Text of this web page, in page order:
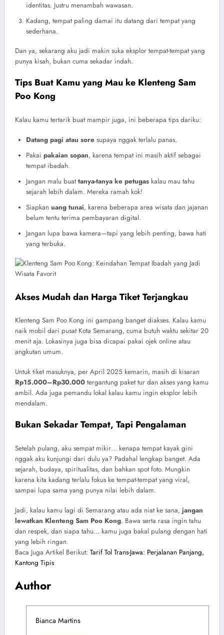
identitas. Justru menambah wawasan.
Kadang, tempat paling damai itu datang dari tempat yang
sederhana.
Dan ya, sekarang aku jadi makin suka eksplor tempat-tempat yang
punya kisah, bukan cuma sekadar indah.
Tips Buat Kamu yang Mau ke Klenteng Sam
Poo Kong
Kalau kamu tertarik buat mampir juga, ini beberapa tips dariku:
Datang pagi atau sore supaya nggak terlalu panas.
Pakai pakaian sopan, karena tempat ini masih aktif sebagai
tempat ibadah.
Jangan malu buattanya-tanya ke petugas kalau mau tahu
sejarah lebih dalam. Mereka ramah kok!
Siapkan uang tunai, karena beberapa area wisata dan jajanan
belum tentu terima pembayaran digital.
Jangan lupa bawa kamera—tapi yang lebih penting, bawa hati
yang terbuka.
Akses Mudah dan Harga Tiket Terjangkau
Klenteng Sam Poo Kong ini gampang banget diakses. Kalau kamu
naik mobil dari pusat Kota Semarang, cuma butuh waktu sekitar 20
menit aja. Lokasinya juga bisa dicapai pakai ojek online atau
angkutan umum.
Untuk tiket masuknya, per April 2025 kemarin, masih di kisaran
Rp15.000–Rp30.000 tergantung paket tur dan akses yang kamu
ambil. Ada juga pemandu lokal kalau kamu ingin eksplor lebih
mendalam.
Bukan Sekadar Tempat, Tapi Pengalaman
Setelah pulang, aku sempat mikir… kenapa tempat kayak gini
nggak aku kunjungi dari dulu ya? Padahal lengkap banget. Ada
sejarah, budaya, spiritualitas, dan bahkan spot foto. Mungkin
karena kita kadang terlalu fokus ke tempat-tempat yang viral,
sampai lupa sama yang punya nilai lebih dalam.
Jadi, kalau kamu lagi di Semarang atau ada niat ke sana, jangan
lewatkan Klenteng Sam Poo Kong. Bawa serta rasa ingin tahu
dan respek, dan siapa tahu… kamu juga bakal pulang dengan hati
yang lebih ringan.
Baca Juga Artikel Berikut: Tarif Tol Trans-Jawa: Perjalanan Panjang,
Kantong Tipis
Author
Bianca Martins